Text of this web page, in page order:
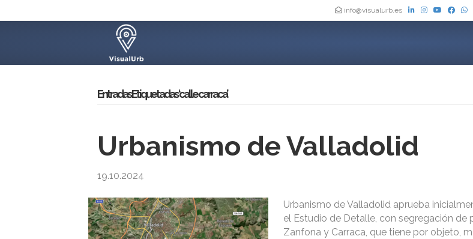
info@visualurb.es
Entradas Etiquetadas ‘calle carraca’
Urbanismo de Valladolid
19.10.2024
Urbanismo de Valladolid aprueba
el Estudio de Detalle, con segregación de
Zanfona y Carraca, que tiene por objeto,